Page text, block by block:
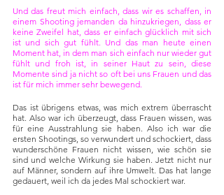
Und das freut mich einfach, dass wir es schaffen, in
einem Shooting jemanden da hinzukriegen, dass er
keine Zweifel hat, dass er einfach glücklich mit sich
ist und sich gut fühlt. Und das man heute einen
Moment hat, in dem man sich einfach nur wieder gut
fühlt und froh ist, in seiner Haut zu sein, diese
Momente sind ja nicht so oft bei uns Frauen und das
ist für mich immer sehr bewegend.
Das ist übrigens etwas, was mich extrem überrascht
hat. Also war ich überzeugt, dass Frauen wissen, was
für eine Ausstrahlung sie haben. Also ich war die
ersten Shootings, so verwundert und schockiert, dass
wunderschöne Frauen nicht wissen, wie schön sie
sind und welche Wirkung sie haben. Jetzt nicht nur
auf Männer, sondern auf ihre Umwelt. Das hat lange
gedauert, weil ich da jedes Mal schockiert war.